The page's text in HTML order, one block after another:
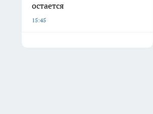
остается
15:45